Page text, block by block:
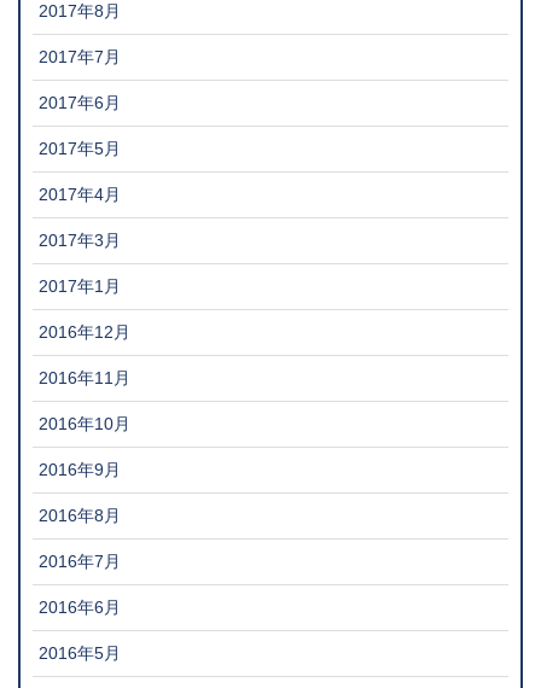
2017年8月
2017年7月
2017年6月
2017年5月
2017年4月
2017年3月
2017年1月
2016年12月
2016年11月
2016年10月
2016年9月
2016年8月
2016年7月
2016年6月
2016年5月